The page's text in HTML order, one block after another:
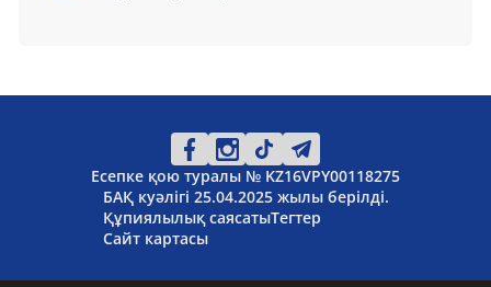
Есепке қою туралы № KZ16VPY00118275
БАҚ куәлігі 25.04.2025 жылы берілді.
Құпиялылық саясатыТегтер
Сайт картасы